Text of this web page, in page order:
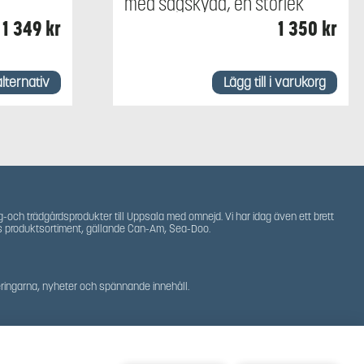
1 349kr
1 350 kr
Lägg till i varukorg
och trädgårdsprodukter till Uppsala med omnejd. Vi har idag även ett brett
gällande Can-Am, Sea-Doo.
nyheter och spännande innehåll.